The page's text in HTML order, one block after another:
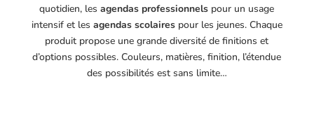
quotidien, lesagendas professionnels pour un usage
intensif et les agendas scolairespour les jeunes. Chaque
produit propose une grande diversité de finitions et
d’options possibles. Couleurs, matières, finition, l’étendue
des possibilités est sans limite…